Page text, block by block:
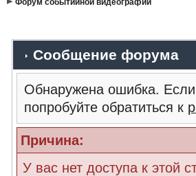
Сообщение форума
Обнаружена ошибка.
попробуйте обратиться к
Причина:
У вас нет доступа к этой